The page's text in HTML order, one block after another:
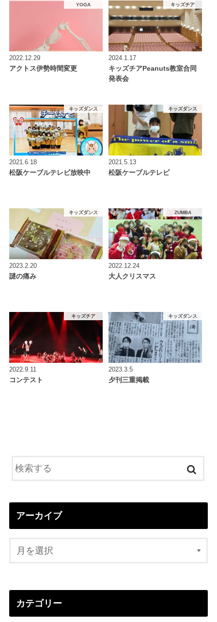
YOGA
2022.12.29
アクトス伊勢時間変更
キッズチア
2024.1.17
キッズチアPeanuts教室合同
発表会
キッズダンス
2021.6.18
松阪ケーブルテレビ放映中
キッズダンス
2021.5.13
松阪ケーブルテレビ
キッズダンス
2023.2.20
謎の痛み
ZUMBA
2022.12.24
大人クリスマス
キッズチア
2022.9.11
コンテスト
キッズダンス
2023.3.5
夕刊三重掲載
アーカイブ
カテゴリー